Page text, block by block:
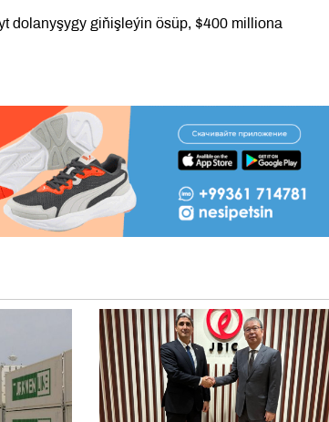
dolanyşygy giňişleýin ösüp, $400 milliona